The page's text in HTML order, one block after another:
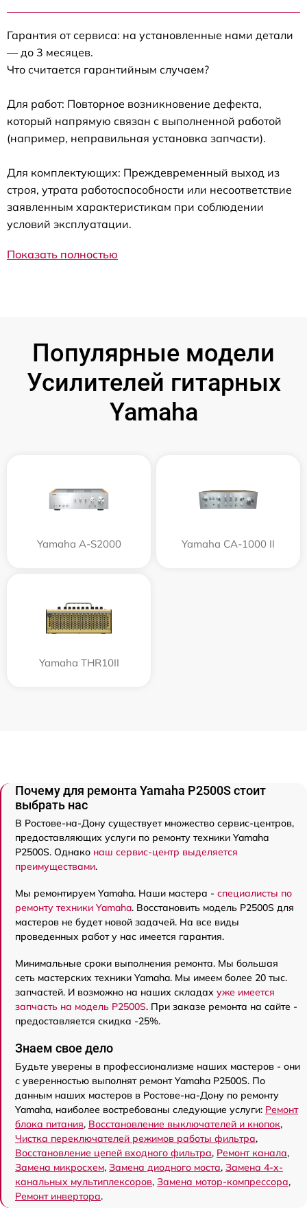
Гарантия от сервиса: на установленные нами детали
— до 3 месяцев.
Что считается гарантийным случаем?
Для работ: Повторное возникновение дефекта,
который напрямую связан с выполненной работой
(например, неправильная установка запчасти).
Для комплектующих: Преждевременный выход из
строя, утрата работоспособности или несоответствие
заявленным характеристикам при соблюдении
условий эксплуатации.
Показать полностью
Популярные модели
Усилителей гитарных
Yamaha
Yamaha A-S2000 Yamaha CA-1000 II
Yamaha THR10II
Почему для ремонта Yamaha P2500S стоит
выбрать нас
В Ростове-на-Дону существует множество сервис-центров,
предоставляющих услуги по ремонту техники Yamaha
P2500S. Однако наш сервис-центр выделяется
преимуществами.
Мы ремонтируем Yamaha. Наши мастера - специалисты по
ремонту техники Yamaha. Восстановить модель P2500S для
мастеров не будет новой задачей. На все виды
проведенных работ у нас имеется гарантия.
Минимальные сроки выполнения ремонта. Мы большая
сеть мастерских техники Yamaha. Мы имеем более 20 тыс.
запчастей. И возможно на наших складах уже имеется
запчасть на модель P2500S. При заказе ремонта на сайте -
предоставляется скидка -25%.
Знаем свое дело
Будьте уверены в профессионализме наших мастеров - они
с уверенностью выполнят ремонт Yamaha P2500S. По
данным наших мастеров в Ростове-на-Дону по ремонту
Yamaha, наиболее востребованы следующие услуги: Ремонт
блока питания, Восстановление выключателей и кнопок,
Чистка переключателей режимов работы фильтра,
Восстановление цепей входного фильтра, Ремонт канала,
Замена микросхем, Замена диодного моста, Замена 4-х-
канальных мультиплексоров, Замена мотор-компрессора,
Ремонт инвертора.